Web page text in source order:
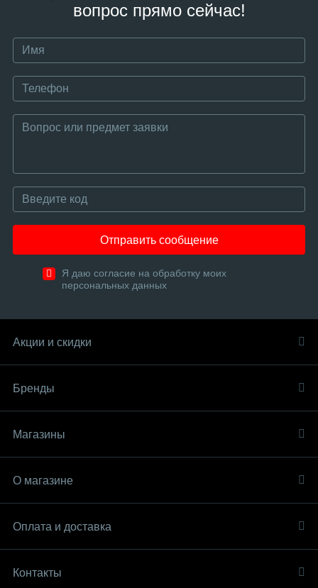
вопрос прямо сейчас!
Отправить сообщение
Я даю согласие на обработку моих
персональных данных
Акции и скидки
Бренды
Магазины
О магазине
Оплата и доставка
Контакты